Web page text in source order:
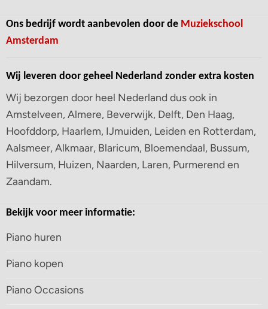
Ons bedrijf wordt aanbevolen door de Muziekschool
Amsterdam
Wij leveren door geheel Nederland zonder extra kosten
Wij bezorgen door heel Nederland dus ook in
Amstelveen, Almere, Beverwijk, Delft, Den Haag,
Hoofddorp, Haarlem, IJmuiden, Leiden en Rotterdam,
Aalsmeer, Alkmaar, Blaricum, Bloemendaal, Bussum,
Hilversum, Huizen, Naarden, Laren, Purmerend en
Zaandam.
Bekijk voor meer informatie:
Piano huren
Piano kopen
Piano Occasions